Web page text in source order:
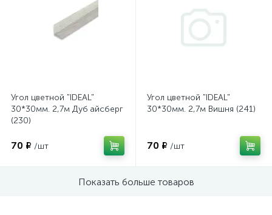
Угол цветной "IDEAL"
30*30мм. 2,7м Дуб айсберг
(230)
70 ₽ /шт
Угол цветной "IDEAL"
30*30мм. 2,7м Вишня (241)
70 ₽ /шт
Показать больше товаров